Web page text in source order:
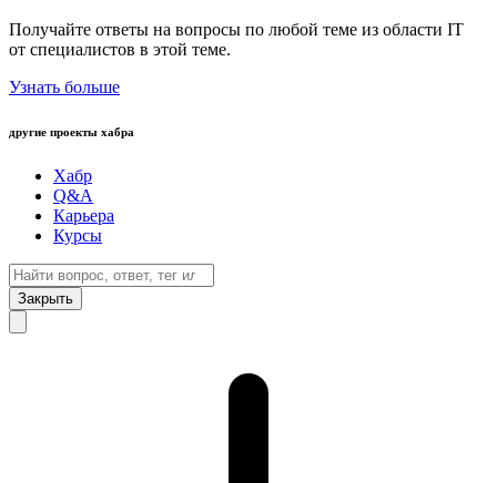
Получайте ответы на вопросы по любой теме из области IT
от специалистов в этой теме.
Узнать больше
другие проекты хабра
Хабр
Q&A
Карьера
Курсы
Закрыть